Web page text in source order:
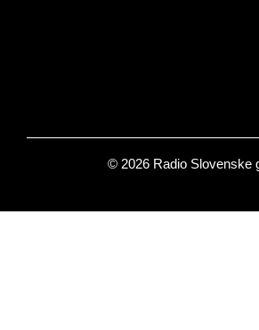
© 2026 Radio Slovenske